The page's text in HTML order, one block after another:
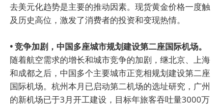
去美元化趋势是主要的推动因素。现货黄金价格一度触
及历史高位，激发了消费者的投资和变现热情。
• 竞争加剧，中国多座城市规划建设第二座国际机场。
随着航空需求的增长和城市竞争的加剧，继北京、上海
和成都之后，中国多个主要城市正竞相规划建设第二座
国际机场。杭州本月已启动第二机场的选址研究，广州
的新机场已于3月开工建设，目标年旅客吞吐量3000万